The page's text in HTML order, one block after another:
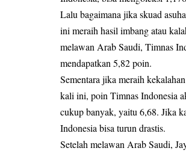
Lalu bagaimana jika skuad
ini meraih hasil imbang atau
melawan Arab Saudi, Timnas
mendapatkan 5,82 poin.
Sementara jika meraih
kali ini, poin Timnas Indonesia
cukup banyak, yaitu 6,68. Jika
Indonesia bisa turun drastis.
Setelah melawan Arab Saudi,